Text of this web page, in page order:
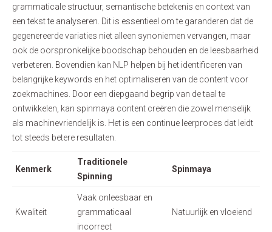
grammaticale structuur, semantische betekenis en context van
een tekst te analyseren. Dit is essentieel om te garanderen dat de
gegenereerde variaties niet alleen synoniemen vervangen, maar
ook de oorspronkelijke boodschap behouden en de leesbaarheid
verbeteren. Bovendien kan NLP helpen bij het identificeren van
belangrijke keywords en het optimaliseren van de content voor
zoekmachines. Door een diepgaand begrip van de taal te
ontwikkelen, kan spinmaya content creëren die zowel menselijk
als machinevriendelijk is. Het is een continue leerproces dat leidt
tot steeds betere resultaten.
Kenmerk
Traditionele
Spinning
Spinmaya
Kwaliteit
Vaak onleesbaar en
grammaticaal
incorrect
Natuurlijk en vloeiend